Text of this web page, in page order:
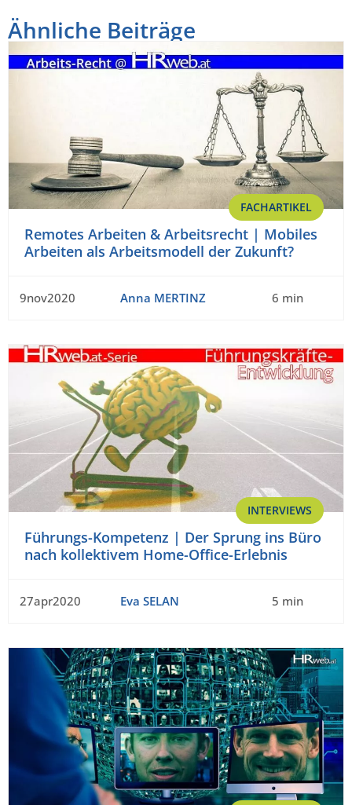
Ähnliche Beiträge
FACHARTIKEL
Remotes Arbeiten & Arbeitsrecht | Mobiles
Arbeiten als Arbeitsmodell der Zukunft?
9nov2020 Anna MERTINZ 6 min
INTERVIEWS
Führungs-Kompetenz | Der Sprung ins Büro
nach kollektivem Home-Office-Erlebnis
27apr2020 Eva SELAN 5 min